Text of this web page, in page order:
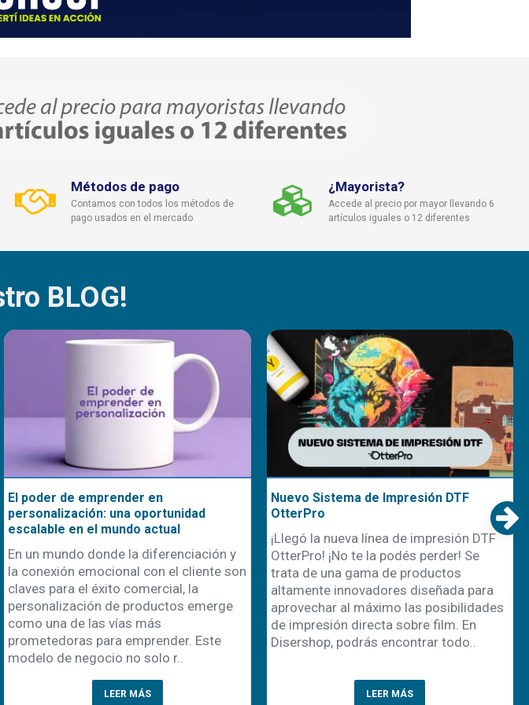
Métodos de pago
Contamos con todos los métodos de
pago usados en el mercado
¿Mayorista?
Accede al precio por mayor llevando 6
artículos iguales o 12 diferentes
BLOG!
El poder de emprender en
personalización: una oportunidad
escalable en el mundo actual
En un mundo donde la diferenciación y
la conexión emocional con el cliente son
claves para el éxito comercial, la
personalización de productos emerge
como una de las vías más
prometedoras para emprender. Este
modelo de negocio no solo r..
LEER MÁS
Nuevo Sistema de Impresión DTF
OtterPro
¡Llegó la nueva línea de impresión DTF
OtterPro! ¡No te la podés perder! Se
trata de una gama de productos
altamente innovadores diseñada para
aprovechar al máximo las posibilidades
de impresión directa sobre film. En
Disershop, podrás encontrar todo..
LEER MÁS